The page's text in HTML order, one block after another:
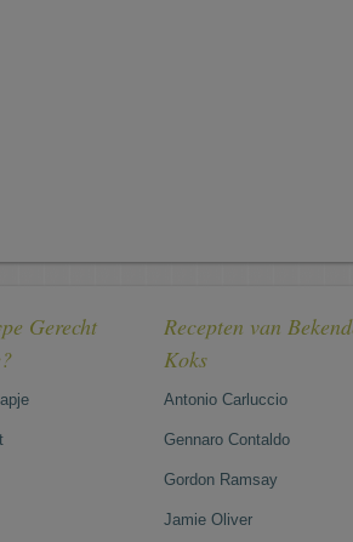
Gerecht
Recepten van
Koks
Antonio Carluccio
Gennaro Contaldo
Gordon Ramsay
Jamie Oliver